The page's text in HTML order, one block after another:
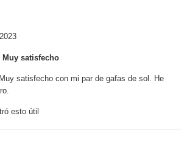
Muy satisfecho
satisfecho con mi par de gafas de sol. He
esto útil